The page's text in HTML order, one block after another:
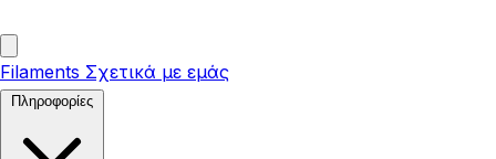
Filaments Σχετικά με εμάς